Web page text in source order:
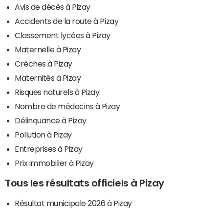
Avis de décès à Pizay
Accidents de la route à Pizay
Classement lycées à Pizay
Maternelle à Pizay
Crèches à Pizay
Maternités à Pizay
Risques naturels à Pizay
Nombre de médecins à Pizay
Délinquance à Pizay
Pollution à Pizay
Entreprises à Pizay
Prix immobilier à Pizay
Tous les résultats officiels à Pizay
Résultat municipale 2026 à Pizay